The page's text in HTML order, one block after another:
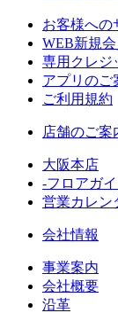
お客様への
WEB新規
専用クレジ
アプリのご
ご利用規約
店舗のご案
大阪本店
-フロアガ
営業カレン
会社情報
事業案内
会社概要
沿革